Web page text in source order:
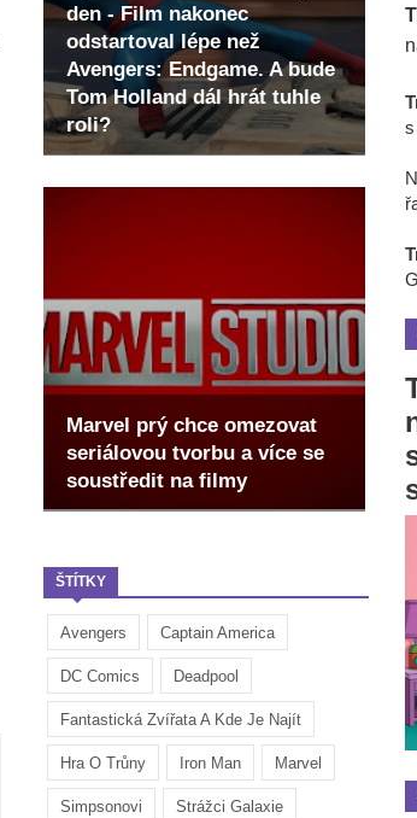
den - Film nakonec
odstartoval lépe než
Avengers: Endgame. A bude
Tom Holland dál hrát tuhle
roli?
Marvel prý chce omezovat
seriálovou tvorbu a více se
soustředit na filmy
ŠTÍTKY
Avengers Captain America
DC Comics Deadpool
Fantastická Zvířata A Kde Je Najít
Hra O Trůny Iron Man Marvel
Simpsonovi Strážci Galaxie
s